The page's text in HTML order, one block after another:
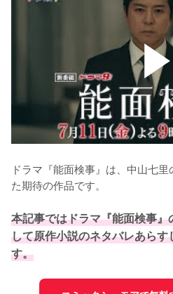
ドラマ『能面検事』は、中山七
た期待の作品です。
本記事ではドラマ『能面検事
して原作小説のネタバレあら
す。